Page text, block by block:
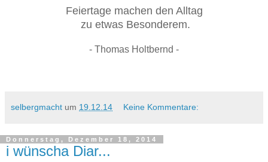
Feiertage machen den Alltag
zu etwas Besonderem.
- Thomas Holtbernd -
selbergmacht um 19.12.14 Keine Kommentare:
Donnerstag, Dezember 18, 2014
i wünscha Diar...